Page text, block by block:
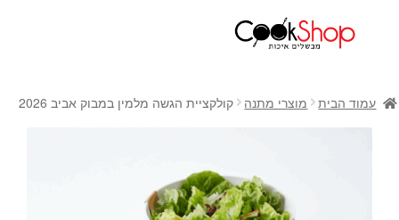
חנות
כלי בישול
כלי הגשה ואירוח
עמוד הבית מוצרי מתנה קולקציית הגשה מלמין במבוק אביב 2026